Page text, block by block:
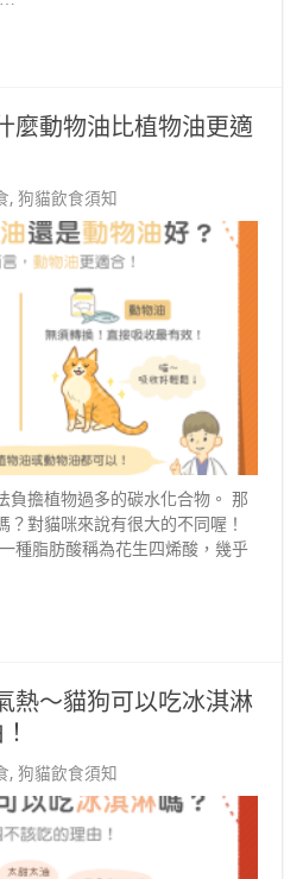
麼動物油比植物油更適
,狗貓飲食須知
負擔植物過多的碳水化合物。 那
？對貓咪來說有很大的不同喔！
種脂肪酸稱為花生四烯酸，幾乎
熱～貓狗可以吃冰淇淋
,狗貓飲食須知